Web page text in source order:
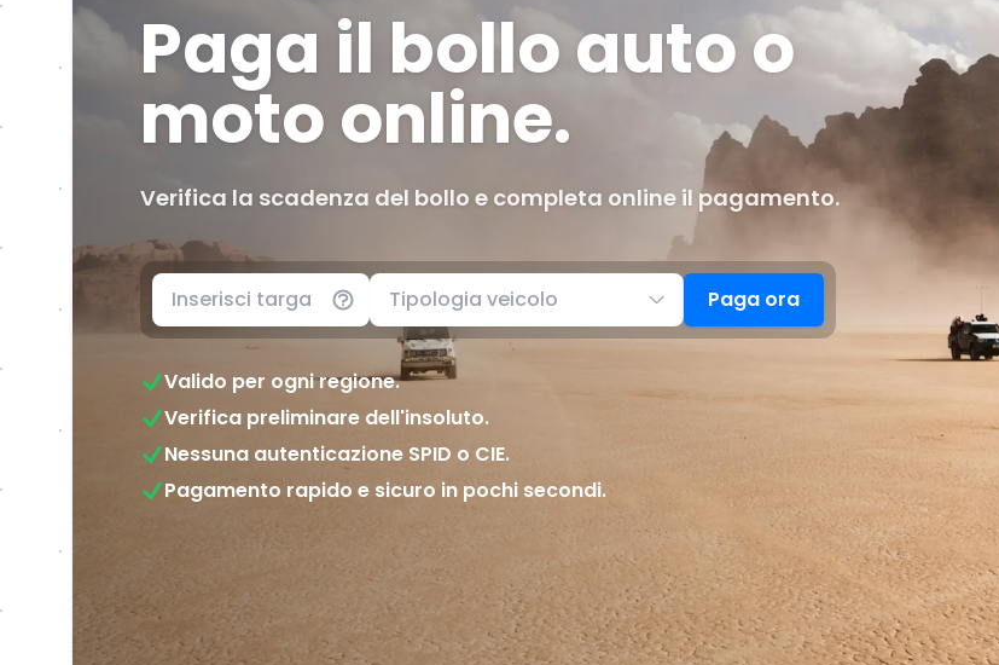
Paga il bollo auto o
moto online.
Verifica la scadenza del bollo e completa online il pagamento.
Tipologia veicolo Paga ora
Valido per ogni regione.
Verifica preliminare dell'insoluto.
Nessuna autenticazione SPID o CIE.
Pagamento rapido e sicuro in pochi secondi.